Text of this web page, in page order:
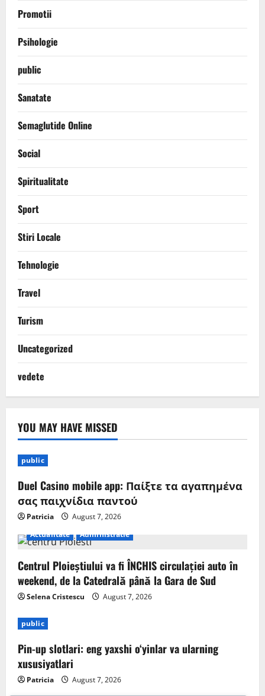
Promotii
Psihologie
public
Sanatate
Semaglutide Online
Social
Spiritualitate
Sport
Stiri Locale
Tehnologie
Travel
Turism
Uncategorized
vedete
YOU MAY HAVE MISSED
public
Duel Casino mobile app: Παίξτε τα αγαπημένα
σας παιχνίδια παντού
Patricia
August 7, 2026
Actualitate
Administratie
Centrul Ploieștiului va fi ÎNCHIS circulației auto în
weekend, de la Catedrală până la Gara de Sud
Selena Cristescu August 7, 2026
public
Pin-up slotlari: eng yaxshi o‘yinlar va ularning
xususiyatlari
Patricia August 7, 2026